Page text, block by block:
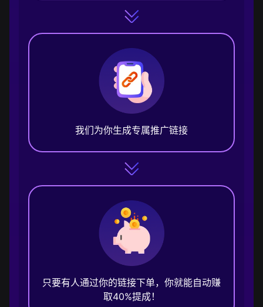
我们为你生成专属推广链接
只要有人通过你的链接下单，你就能自动赚
取40%提成！